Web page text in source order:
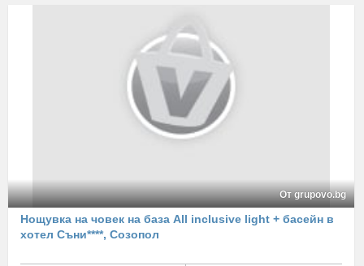
От grupovo.bg
Нощувка на човек на база All inclusive light + басейн в
хотел Съни****, Созопол